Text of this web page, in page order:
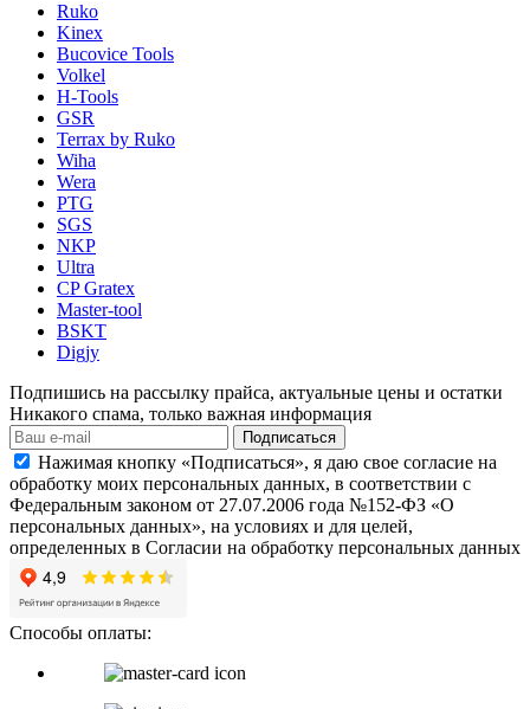
Ruko
Kinex
Bucovice Tools
Volkel
H-Tools
GSR
Terrax by Ruko
Wiha
Wera
PTG
SGS
NKP
Ultra
CP Gratex
Master-tool
BSKT
Digjy
Подпишись на рассылку прайса, актуальные цены и остатки
Никакого спама, только важная информация
Подписаться
Нажимая кнопку «Подписаться», я даю свое согласие на
обработку моих персональных данных, в соответствии с
Федеральным законом от 27.07.2006 года №152-ФЗ «О
персональных данных», на условиях и для целей,
определенных в Согласии на обработку персональных данных
Способы оплаты: